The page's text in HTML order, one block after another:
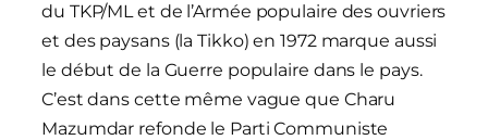
du TKP/ML et de l’Armée populaire des ouvriers
et des paysans (la Tikko) en 1972 marque aussi
le début de la Guerre populaire dans le pays.
C’est dans cette même vague que Charu
Mazumdar refonde le Parti Communiste